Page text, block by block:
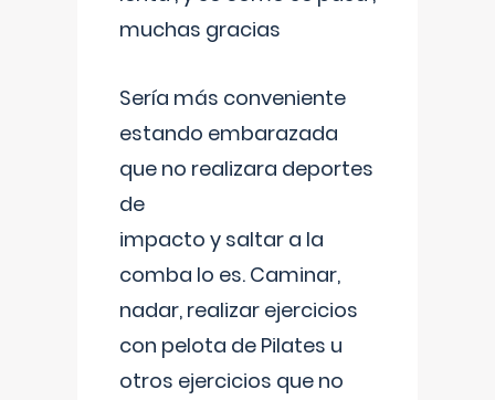
muchas gracias
Sería más conveniente
estando embarazada
que no realizara deportes
de
impacto y saltar a la
comba lo es. Caminar,
nadar, realizar ejercicios
con pelota de Pilates u
otros ejercicios que no